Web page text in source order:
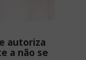
autoriza
a não se